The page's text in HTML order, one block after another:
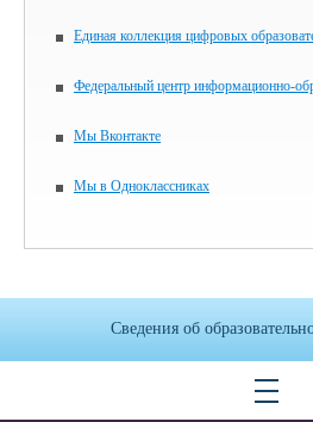
Единая коллекция цифровых
Федеральный центр информационно-
Мы Вконтакте
Мы в Одноклассниках
Сведения об